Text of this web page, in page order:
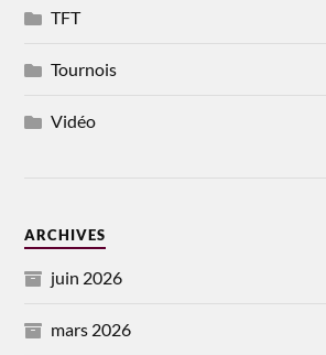
TFT
Tournois
Vidéo
ARCHIVES
juin 2026
mars 2026